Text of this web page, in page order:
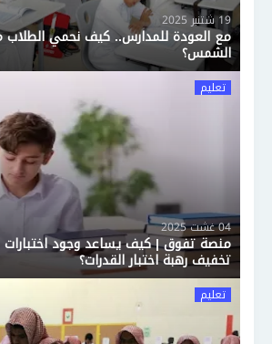
19 شتنبر 2025
مع العودة للمدارس.. كيف نحمي
الشمس؟
تعليم
04 غشت 2025
منصة تفوق | كيف يساعد وجود
تخفيف رهبة اختبار القدرات؟
تعليم